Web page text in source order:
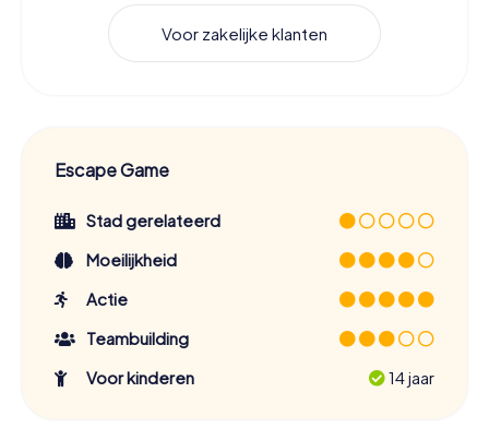
Voor zakelijke klanten
Escape Game
Stad gerelateerd
Moeilijkheid
Actie
Teambuilding
Voor kinderen
14 jaar